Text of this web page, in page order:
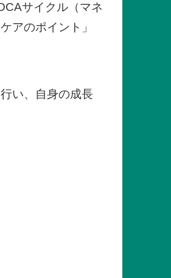
サイクル（マネ
アのポイント」
い、自身の成長